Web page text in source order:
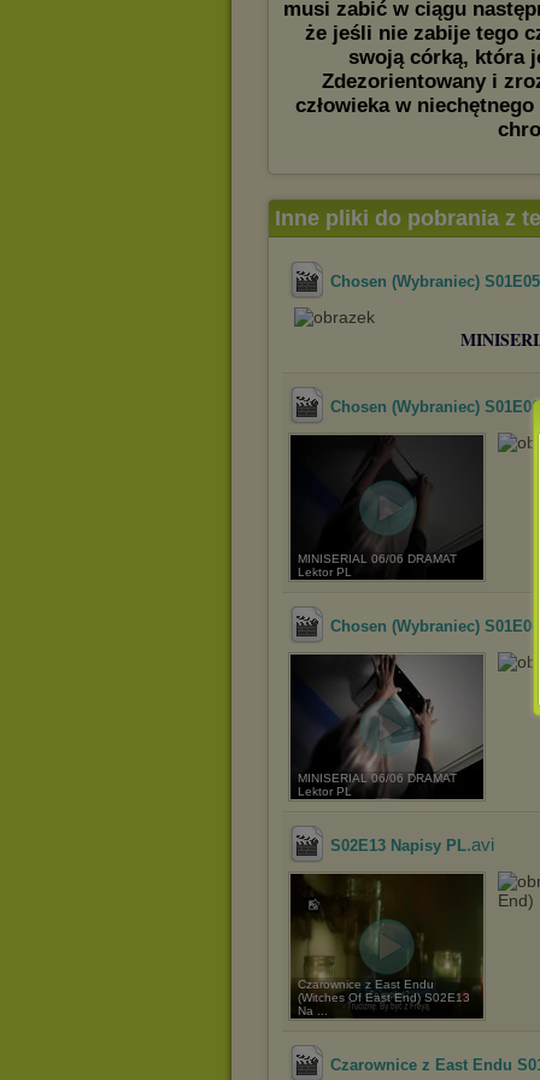
musi zabić w ciągu
że jeśli nie zabije tego
swoją córką, która
Zdezorientowany i
człowieka w
Inne pliki do pobrania z
Chosen (Wybraniec)
Chosen (Wybraniec) S01E06
MINISERIAL 06/06 DRAMAT
Lektor PL
Chosen (Wybraniec)
MINISERIAL 06/06 DRAMAT
Lektor PL
S02E13 Napisy PL.avi
Czarownice z East Endu
(Witches Of East End) S02E13
Na ...
End)
Czarownice z East Endu